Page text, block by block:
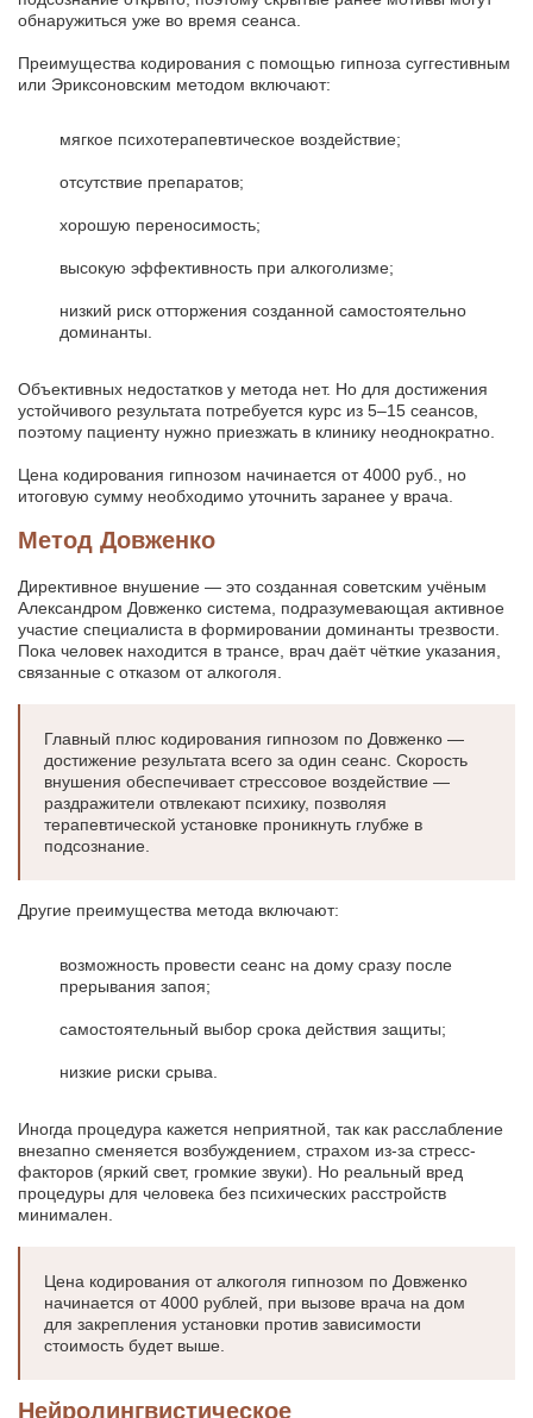
обнаружиться уже во время сеанса.
Преимущества кодирования с помощью гипноза суггестивным
или Эриксоновским методом включают:
мягкое психотерапевтическое воздействие;
отсутствие препаратов;
хорошую переносимость;
высокую эффективность при алкоголизме;
низкий риск отторжения созданной самостоятельно
доминанты.
Объективных недостатков у метода нет. Но для достижения
устойчивого результата потребуется курс из 5–15 сеансов,
поэтому пациенту нужно приезжать в клинику неоднократно.
Цена кодирования гипнозом начинается от 4000 руб., но
итоговую сумму необходимо уточнить заранее у врача.
Метод Довженко
Директивное внушение — это созданная советским учёным
Александром Довженко система, подразумевающая активное
участие специалиста в формировании доминанты трезвости.
Пока человек находится в трансе, врач даёт чёткие указания,
связанные с отказом от алкоголя.
Главный плюс кодирования гипнозом по Довженко —
достижение результата всего за один сеанс. Скорость
внушения обеспечивает стрессовое воздействие —
раздражители отвлекают психику, позволяя
терапевтической установке проникнуть глубже в
подсознание.
Другие преимущества метода включают:
возможность провести сеанс на дому сразу после
прерывания запоя;
самостоятельный выбор срока действия защиты;
низкие риски срыва.
Иногда процедура кажется неприятной, так как расслабление
внезапно сменяется возбуждением, страхом из-за стресс-
факторов (яркий свет, громкие звуки). Но реальный вред
процедуры для человека без психических расстройств
минимален.
Цена кодирования от алкоголя гипнозом по Довженко
начинается от 4000 рублей, при вызове врача на дом
для закрепления установки против зависимости
стоимость будет выше.
Нейролингвистическое